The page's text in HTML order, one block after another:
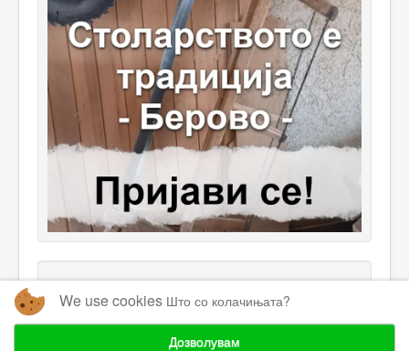
We use cookies Што со колачињата?
Дозволувам